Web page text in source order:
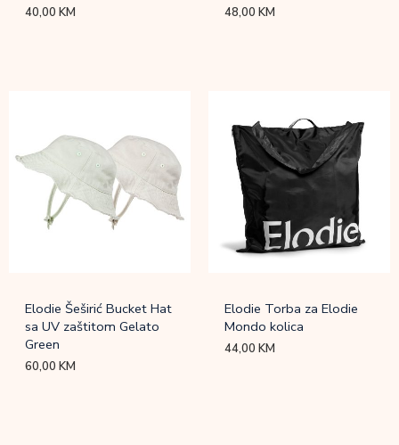
40,00KM 48,00KM
Elodie Šeširić Bucket Hat
sa UV zaštitom Gelato
Green
60,00KM
Elodie Torba za Elodie
Mondo kolica
44,00KM